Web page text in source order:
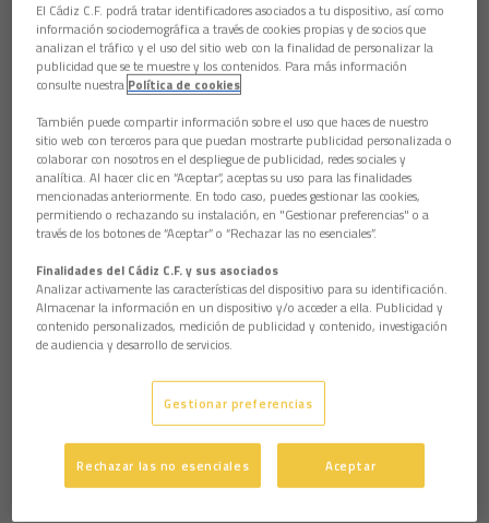
El Cádiz C.F. podrá tratar identificadores asociados a tu dispositivo, así como
información sociodemográfica a través de cookies propias y de socios que
analizan el tráfico y el uso del sitio web con la finalidad de personalizar la
publicidad que se te muestre y los contenidos. Para más información
consulte nuestra Política de cookies
También puede compartir información sobre el uso que haces de nuestro
sitio web con terceros para que puedan mostrarte publicidad personalizada o
colaborar con nosotros en el despliegue de publicidad, redes sociales y
analítica. Al hacer clic en “Aceptar”, aceptas su uso para las finalidades
mencionadas anteriormente. En todo caso, puedes gestionar las cookies,
permitiendo o rechazando su instalación, en "Gestionar preferencias" o a
través de los botones de “Aceptar” o “Rechazar las no esenciales”.
Finalidades del Cádiz C.F. y sus asociados
Analizar activamente las características del dispositivo para su identificación.
Almacenar la información en un dispositivo y/o acceder a ella. Publicidad y
contenido personalizados, medición de publicidad y contenido, investigación
de audiencia y desarrollo de servicios.
Gestionar preferencias
Rechazar las no esenciales Aceptar